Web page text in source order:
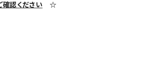
確認ください ☆